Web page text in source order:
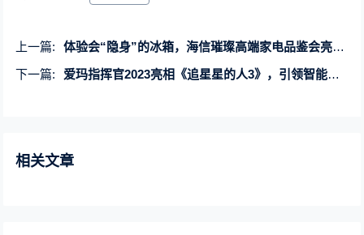
上一篇:
体验会“隐身”的冰箱，海信璀璨高端家电品鉴会亮相温州
下一篇:
爱玛指挥官2023亮相《追星星的人3》，引领智能时尚出行
相关文章